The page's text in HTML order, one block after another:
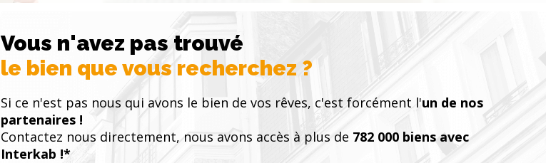
Vous n'avez pas trouvé
le bien que vous recherchez ?
Si ce n'est pas nous qui avons le bien de vos rêves, c'est forcément l'un de nos
partenaires !
Contactez nous directement, nous avons accès à plus de 782 000 biens avec
Interkab !*